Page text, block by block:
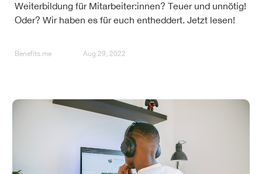
Weiterbildung für Mitarbeiter:innen? Teuer und unnötig!
Oder? Wir haben es für euch entheddert. Jetzt lesen!
Benefits.me Aug 29, 2022